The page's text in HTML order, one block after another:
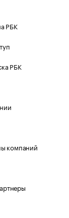
РБК
РБК
компаний